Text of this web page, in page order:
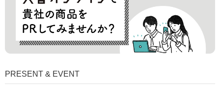
PRESENT & EVENT